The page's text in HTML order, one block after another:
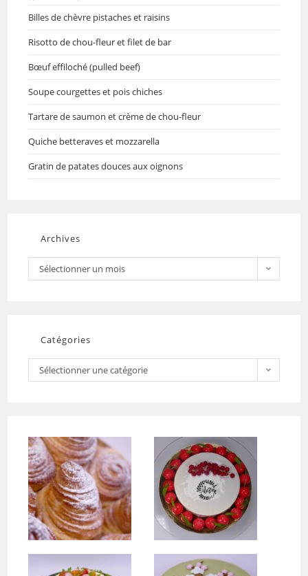
Billes de chèvre pistaches et raisins
Risotto de chou-fleur et filet de bar
Bœuf effiloché (pulled beef)
Soupe courgettes et pois chiches
Tartare de saumon et crème de chou-fleur
Quiche betteraves et mozzarella
Gratin de patates douces aux oignons
Archives
Sélectionner un mois
Catégories
Sélectionner une catégorie